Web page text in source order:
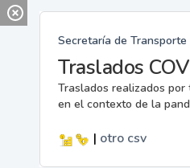
Secretaría de
Traslados
Traslados realizados por
en el contexto de la
| otro csv